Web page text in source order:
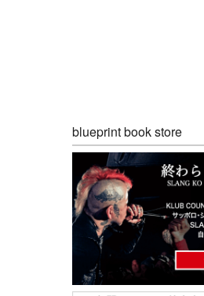
blueprint book store